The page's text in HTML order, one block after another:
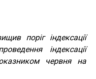
поріг індексації
індексації
червня на